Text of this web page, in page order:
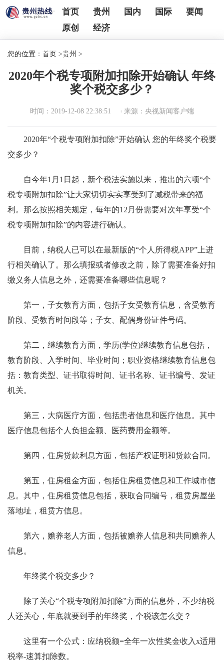
首页 贵州 国内 国际
要闻
原创
经济
您的位置： 首页 >贵州 >
2020年个税专项附加扣除开始确认 年终
奖个税交多少？
时间：2019-12-08 22:38:51 来源：央视新闻客户端
2020年“个税专项附加扣除”开始确认 您的年终奖个税要
交多少？
自今年1月1日起，新个税法实施以来，推出的六项“个
税专项附加扣除”让大家切切实实享受到了减税带来的福
利。那么按照相关规定，每年的12月份需要对次年享受“个
税专项附加扣除”的内容进行确认。
目前，纳税人已可以在最新版的“个人所得税APP”上进
行相关确认了。那么填报或者修改之前，除了需要准备好扣
缴义务人信息之外，还需要准备哪些信息呢？
第一，子女教育方面，包括子女受教育信息，含受教育
阶段、受教育时间段等；子女、配偶身份证件号码。
第二，继续教育方面，学历(学位)继续教育信息包括，
教育阶段、入学时间、毕业时间；职业资格继续教育信息包
括：教育类型、证书取得时间、证书名称、证书编号、发证
机关。
第三，大病医疗方面，包括患者信息和医疗信息。其中
医疗信息包括个人负担金额、医药费用金额等。
第四，住房贷款利息方面，包括产权证明和贷款合同。
第五，住房租金方面，包括住房租赁信息和工作城市信
息。其中，住房租赁信息包括，获取合同编号，租赁房屋坐
落地址，租赁方信息。
第六，赡养老人方面，包括被赡养人信息和共同赡养人
信息。
年终奖个税交多少？
除了关心“个税专项附加扣除”方面的信息外，不少纳税
人还关心，年底就要到手的年终奖，个税该怎么交？
这里有一个公式：应纳税额=全年一次性奖金收入x适用
税率-速算扣除数。